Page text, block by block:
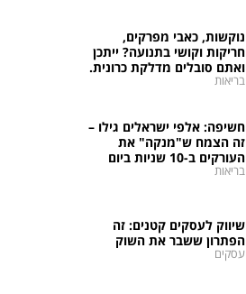
נוקשות, כאבי מפרקים,
חריקות וקושי בתנועה? ייתכן
ואתם סובלים מדלקת כרונית.
בריאות
חשיפה: אלפי ישראלים גילו –
זה הצמח ש"מנקה" את
העורקים ב-10 שניות ביום
בריאות
שיווק לעסקים קטנים: זה
הפתרון ששבר את השוק
עסקים